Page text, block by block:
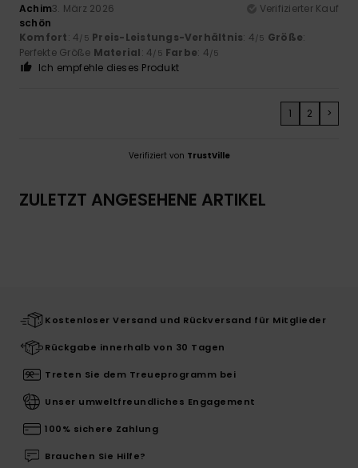
Achim3. März 2026
Verifizierter Kauf
schön
Komfort: 4/5 Preis-Leistungs-Verhältnis: 4/5 Größe:
Perfekte Größe Material: 4/5 Farbe: 4/5
Ich empfehle dieses Produkt
1 2 >
Verifiziert von TrustVille
ZULETZT ANGESEHENE ARTIKEL
Kostenloser Versand und Rückversand für Mitglieder
Rückgabe innerhalb von 30 Tagen
Treten Sie dem Treueprogramm bei
Unser umweltfreundliches Engagement
100% sichere Zahlung
Brauchen Sie Hilfe?